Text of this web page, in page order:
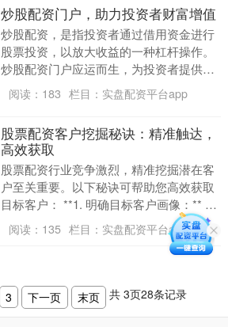
炒股配资门户，助力投资者财富增值
炒股配资，是指投资者通过借用资金进行
股票投资，以放大收益的一种杠杆操作。
炒股配资门户应运而生，为投资者提供便
捷的配资服务，助力其财富增值。 **配资
门户的优势：....
阅读： 183 栏目： 实盘配资平台app
股票配资客户挖掘秘诀：精准触达，
高效获取
股票配资行业竞争激烈，精准挖掘潜在客
户至关重要。以下秘诀可帮助您高效获取
目标客户： **1. 明确目标客户画像：** 深
入了解您的理想客户，包括他们的投资习
惯、....
阅读： 135 栏目： 实盘配资平台app
3 下一页 末页 共 3页28条记录